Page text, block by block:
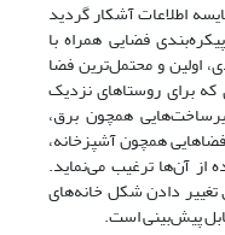
اطلاعات آشکار گردید
فضایی همراه با
اولین و محتمل‌ترین فضا
برای روستاهای نزدیک
همچون برق،
همچون آشپزخانه،
از آن‌ها ترغیب می‌نماید.
تغییر دادن شکل خانه‌های
پیش‌بینی است.